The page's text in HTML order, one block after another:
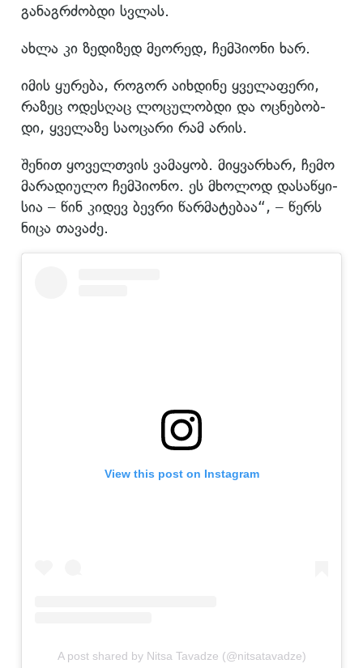
გა­ნაგ­რძობ­დი სვლას.
ახლა კი ზე­დი­ზედ მე­ო­რედ, ჩემ­პი­ო­ნი ხარ.
იმის ყუ­რე­ბა, რო­გორ აიხ­დი­ნე ყვე­ლა­ფე­რი,
რა­ზეც ოდეს­ღაც ლო­ცუ­ლობ­დი და ოც­ნე­ბობ­
დი, ყვე­ლა­ზე სა­ო­ცა­რი რამ არის.
შე­ნით ყო­ველ­თვის ვა­მა­ყობ. მიყ­ვარ­ხარ, ჩემო
მა­რა­დი­უ­ლო ჩემ­პი­ო­ნო. ეს მხო­ლოდ და­სა­წყი­
სია – წინ კი­დევ ბევ­რი წარ­მა­ტე­ბაა“, – წერს
ნიცა თა­ვა­ძე.
View this post on Instagram
A post shared by Nitsa Tavadze (@nitsatavadze)